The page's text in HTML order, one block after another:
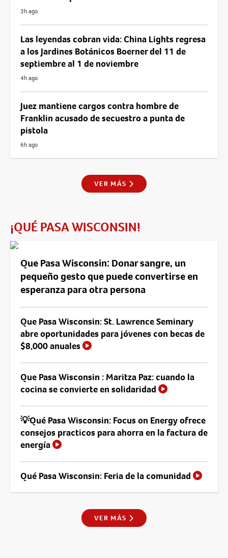
3h ago
Las leyendas cobran vida: China Lights regresa
a los Jardines Botánicos Boerner del 11 de
septiembre al 1 de noviembre
4h ago
Juez mantiene cargos contra hombre de
Franklin acusado de secuestro a punta de
pistola
6h ago
VER MÁS
¡QUÉ PASA WISCONSIN!
Que Pasa Wisconsin: Donar sangre, un
pequeño gesto que puede convertirse en
esperanza para otra persona
Que Pasa Wisconsin: St. Lawrence Seminary
abre oportunidades para jóvenes con becas de
$8,000 anuales
Que Pasa Wisconsin : Maritza Paz: cuando la
cocina se convierte en solidaridad
💡Qué Pasa Wisconsin: Focus on Energy ofrece
consejos practicos para ahorra en la factura de
energía
Qué Pasa Wisconsin: Feria de la comunidad
VER MÁS